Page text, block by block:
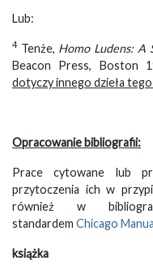
Lub:
4Tenże, Homo Ludens: A
Beacon Press, Boston
dotyczy innego dzieła
Opracowanie bibliografii:
Prace cytowane lub
przytoczenia ich w
również w
standardem Chicago
książka